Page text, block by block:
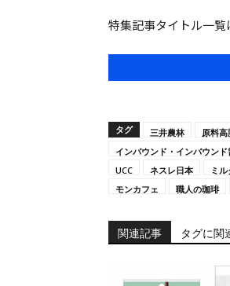
特集記事タイトル一覧
タグ 三井農林 原料
インバウンド・インバウン
UCC
ネスレ日本 ミ
モンカフェ
職人の珈琲
関連記事 タグに関